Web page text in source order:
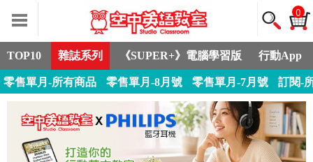
0
TOP10 雜誌系列 《SUPER+》電腦學習版 行動App
零售單月-所有商品 零售單月-8月號 零售單月-7月號 訂閱-